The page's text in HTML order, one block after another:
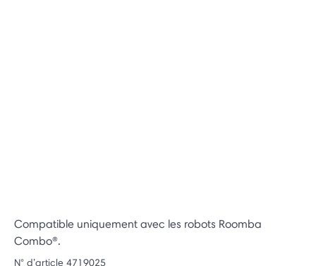
Compatible uniquement avec les robots Roomba
Combo®.
N° d’article 4719025